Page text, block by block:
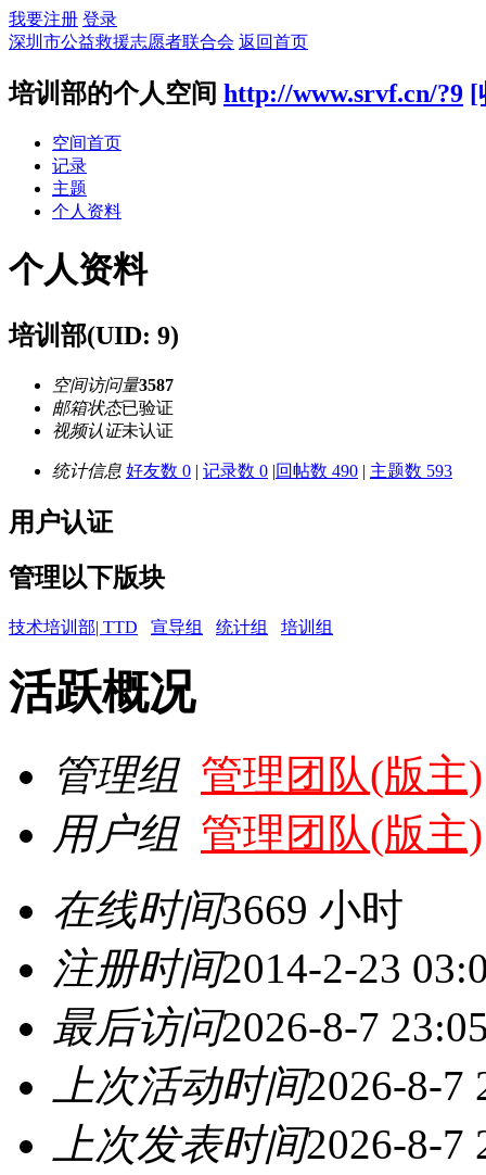
我要注册 登录
深圳市公益救援志愿者联合会 返回首页
培训部的个人空间 http://www.srvf.cn/?9 [
空间首页
记录
主题
个人资料
个人资料
培训部(UID: 9)
空间访问量3587
邮箱状态已验证
视频认证未认证
统计信息 好友数 0 | 记录数 0 |回帖数 490 | 主题数 593
用户认证
管理以下版块
技术培训部| TTD 宣导组 统计组 培训组
活跃概况
管理组 管理团队(版主)
用户组 管理团队(版主)
在线时间3669 小时
注册时间2014-2-23
最后访问2026-8-7
上次活动时间2026-8-7
上次发表时间2026-8-7